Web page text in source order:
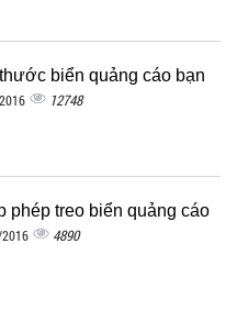
biển quảng cáo bạn
12748
phép treo biển quảng cáo
4890